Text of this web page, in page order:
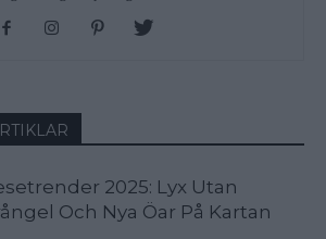
2025: Lyx Utan
Och Nya Öar På Kartan